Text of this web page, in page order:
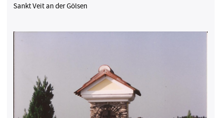
Sankt Veit an der Gölsen